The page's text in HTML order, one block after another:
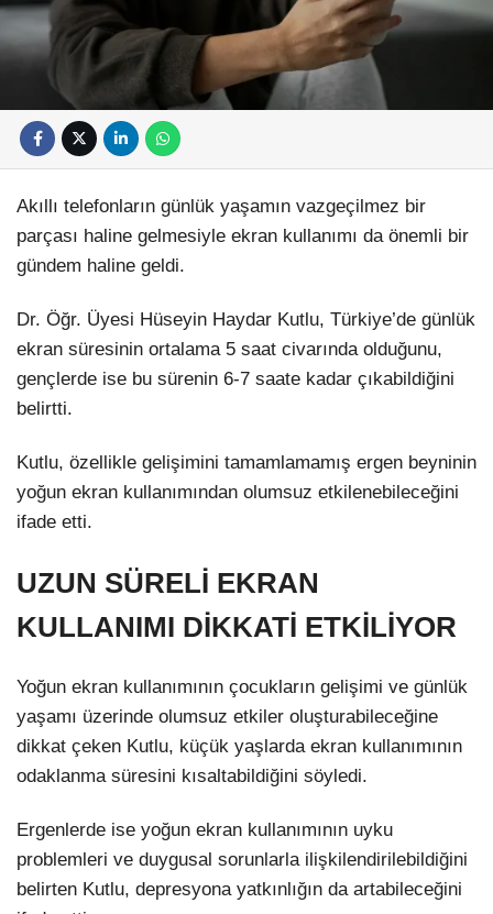
Akıllı telefonların günlük yaşamın vazgeçilmez bir
parçası haline gelmesiyle ekran kullanımı da önemli bir
gündem haline geldi.
Dr. Öğr. Üyesi Hüseyin Haydar Kutlu, Türkiye’de günlük
ekran süresinin ortalama 5 saat civarında olduğunu,
gençlerde ise bu sürenin 6-7 saate kadar çıkabildiğini
belirtti.
Kutlu, özellikle gelişimini tamamlamamış ergen beyninin
yoğun ekran kullanımından olumsuz etkilenebileceğini
ifade etti.
UZUN SÜRELİ EKRAN
KULLANIMI DİKKATİ ETKİLİYOR
Yoğun ekran kullanımının çocukların gelişimi ve günlük
yaşamı üzerinde olumsuz etkiler oluşturabileceğine
dikkat çeken Kutlu, küçük yaşlarda ekran kullanımının
odaklanma süresini kısaltabildiğini söyledi.
Ergenlerde ise yoğun ekran kullanımının uyku
problemleri ve duygusal sorunlarla ilişkilendirilebildiğini
belirten Kutlu, depresyona yatkınlığın da artabileceğini